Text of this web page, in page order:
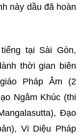
này dầu đã hoàn
tại Sài Gòn,
thời gian biên
Pháp Âm (2
Ngâm Khúc (thi
Đạo
Vi Diệu Pháp